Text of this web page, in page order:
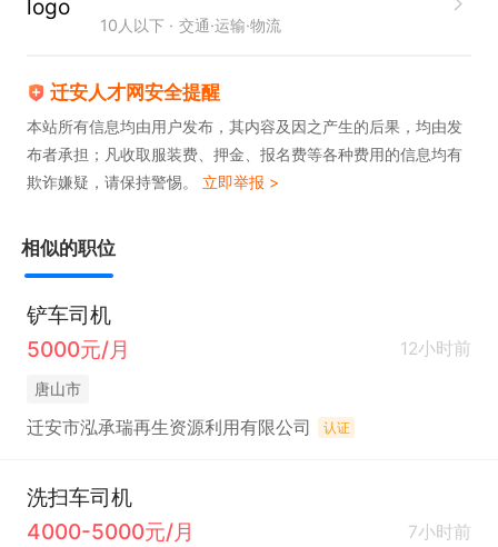
10人以下 交通·运输·物流
迁安人才网安全提醒
本站所有信息均由用户发布，其内容及因之产生的后果，均由发
布者承担；凡收取服装费、押金、报名费等各种费用的信息均有
欺诈嫌疑，请保持警惕。 立即举报 >
相似的职位
铲车司机
5000元/月
12小时前
唐山市
迁安市泓承瑞再生资源利用有限公司 认证
洗扫车司机
4000-5000元/月
7小时前